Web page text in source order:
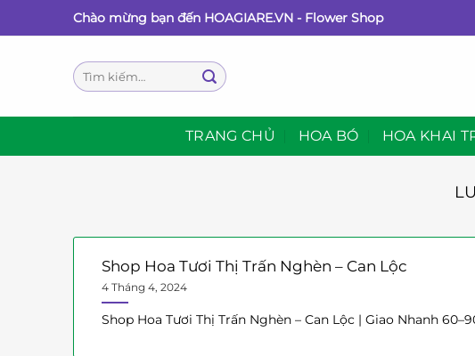
qua
Chào mừng bạn đến HOAGIARE.VN - Flower Shop
Tìm
kiếm:
TRANG CHỦ HOA BÓ HOA KHAI
Shop Hoa Tươi Thị Trấn Nghèn – Can Lộc
4 Tháng 4, 2024
Shop Hoa Tươi Thị Trấn Nghèn – Can Lộc | Giao Nhanh